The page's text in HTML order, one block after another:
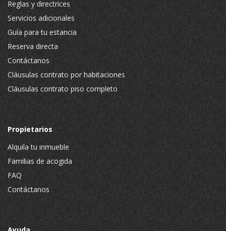
Reglas y directrices
Servicios adicionales
Guía para tu estancia
Reserva directa
Contáctanos
Cláusulas contrato por habitaciones
Cláusulas contrato piso completo
Propietarios
Alquila tu inmueble
Familias de acogida
FAQ
Contáctanos